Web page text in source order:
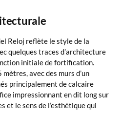
Reloj reflète le style de la
quelques traces d’architecture
initiale de fortification.
mètres, avec des murs d’un
principalement de calcaire
impressionnant en dit long sur
et le sens de l’esthétique qui